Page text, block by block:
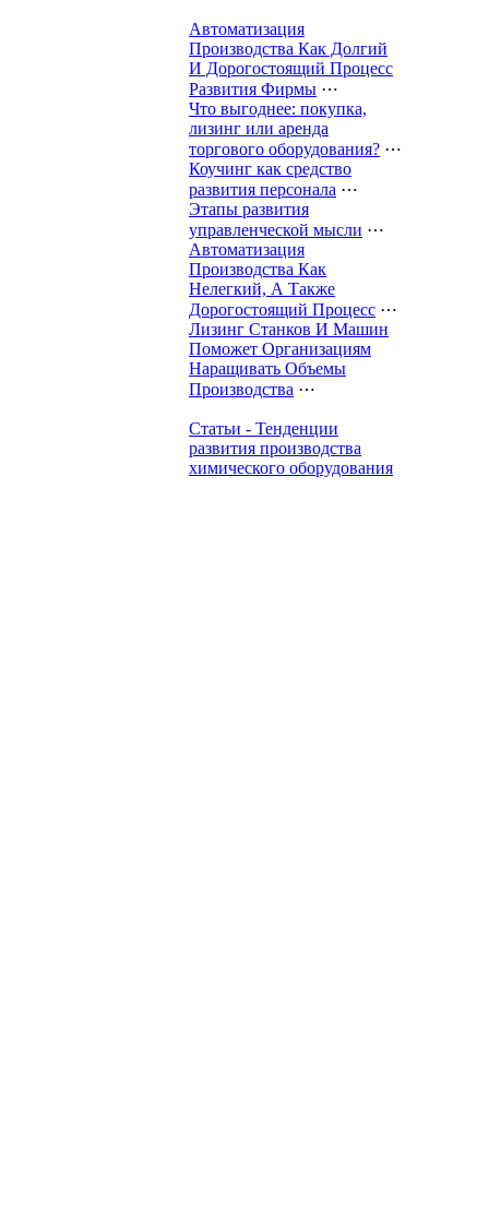
Автоматизация
Производства Как Долгий
И Дорогостоящий Процесс
Развития Фирмы ⋯
Что выгоднее: покупка,
лизинг или аренда
торгового оборудования? ⋯
Коучинг как средство
развития персонала ⋯
Этапы развития
управленческой мысли ⋯
Автоматизация
Производства Как
Нелегкий, А Также
Дорогостоящий Процесс ⋯
Лизинг Станков И Машин
Поможет Организациям
Наращивать Объемы
Производства ⋯
Статьи - Тенденции
развития производства
химического оборудования